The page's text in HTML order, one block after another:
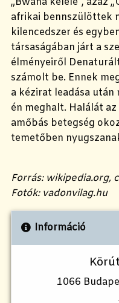
afrikai bennszülöttek
kilencedszer és
társaságában járt a
élményeiről
számolt be. Ennek
a kézirat leadása után
én meghalt. Halálát
amőbás betegség
temetőben
Forrás: wikipedia.org,
Fotók: vadonvilag.hu
Információ
1066